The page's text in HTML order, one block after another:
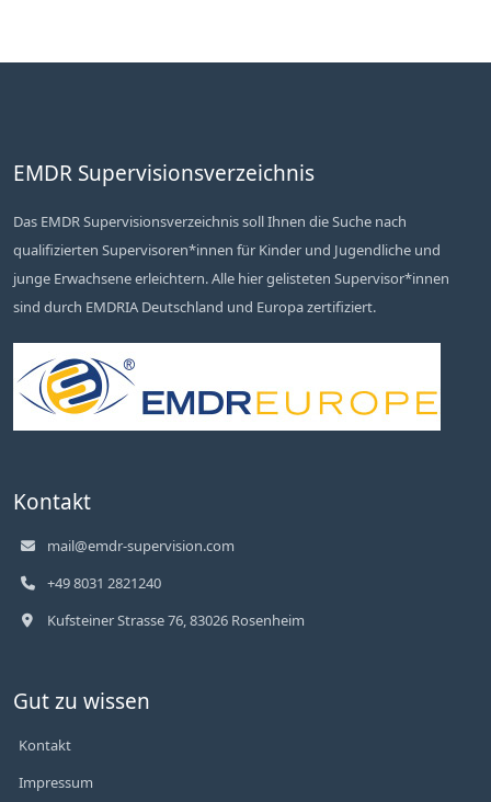
EMDR Supervisionsverzeichnis
Das EMDR Supervisionsverzeichnis soll Ihnen die Suche nach
qualifizierten Supervisoren*innen für Kinder und Jugendliche und
junge Erwachsene erleichtern. Alle hier gelisteten Supervisor*innen
sind durch EMDRIA Deutschland und Europa zertifiziert.
Kontakt
mail@emdr-supervision.com
+49 8031 2821240
Kufsteiner Strasse 76, 83026 Rosenheim
Gut zu wissen
Kontakt
Impressum